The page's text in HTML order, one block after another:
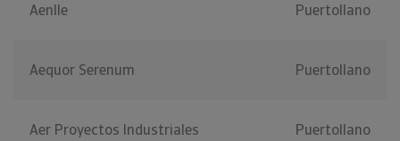
Aenlle Puertollano
Aequor Serenum Puertollano
Aer Proyectos Industriales Puertollano